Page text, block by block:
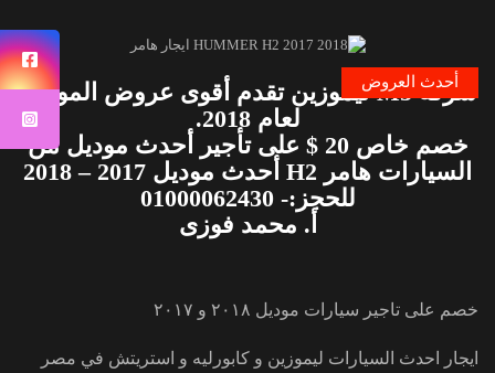
أحدث العروضشركة M3 ليموزين تقدم أقوى عروض الموسم
لعام 2018.
خصم خاص 20 $ على تأجير أحدث موديل من
السيارات هامر H2 أحدث موديل 2017 – 2018
للحجز:- 01000062430
أ. محمد فوزى
خصم على تاجير سيارات موديل ٢٠١٨ و ٢٠١٧
ايجار احدث السيارات ليموزين و كابورليه و استريتش في مصر